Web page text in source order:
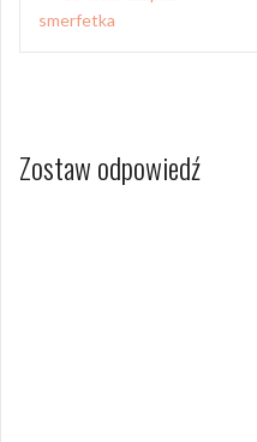
wpisu
smerfetka
Zostaw odpowiedź